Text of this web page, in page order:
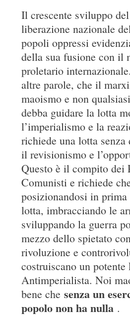
Il crescente sviluppo
liberazione nazionale
popoli oppressi
della sua fusione con il
proletario
altre parole, che il
maoismo e non
debba guidare la lotta
l’imperialismo e la
richiede una lotta
il revisionismo e
Questo è il compito dei
Comunisti e richiede
posizionandosi in
lotta, imbracciando le
sviluppando la guerra
mezzo dello spietato
rivoluzione e
costruiscano un potente
Antimperialista. Noi
bene chesenza un
popolo non ha nulla .